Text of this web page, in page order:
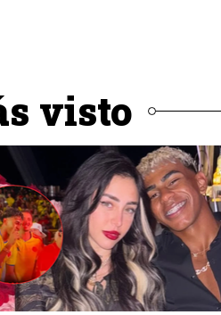
visto